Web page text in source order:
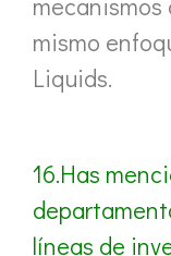
mismo
Liquids.
16.Has
líneas de